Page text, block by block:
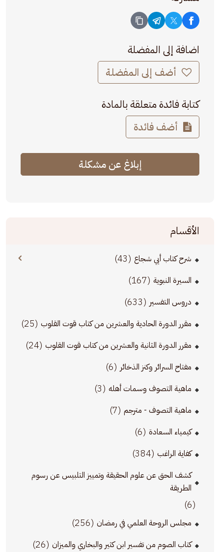
اضافة إلى المفضلة
أضف إلى المفضلة
كتابة فائدة متعلقة بالمادة
أضف فائدة
إبلاغ عن مشكلة
الأقسام
شرح كتاب أبي شجاع (43)
السيرة النبوية (167)
دروس التفسير (633)
مقرر الدورة الحادية والعشرين من كتاب قوت القلوب (25)
مقرر الدورة الثانية والعشرين من كتاب قوت القلوب (24)
مفتاح السرائر وكنز الذخائر (6)
ماهية التصوف وسمات أهله (3)
ماهية التصوف - مترجم (7)
كيمياء السعادة (6)
كفاية الراغب (384)
كشف الحق عن علوم الحقيقة وتمييز التلبيس عن رسوم
الطريقة
(6)
مجلس الروحة العلمي في رمضان (256)
كتاب الصوم من تفسير ابن كثير والبخاري والميزان (26)